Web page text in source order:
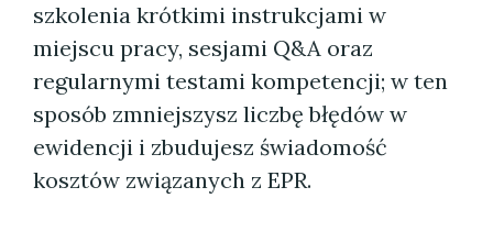
szkolenia krótkimi instrukcjami w
miejscu pracy, sesjami Q&A oraz
regularnymi testami kompetencji; w ten
sposób zmniejszysz liczbę błędów w
ewidencji i zbudujesz świadomość
kosztów związanych z EPR.